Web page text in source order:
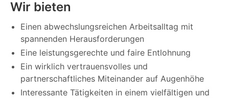
Wir bieten
Einen abwechslungsreichen Arbeitsalltag mit
spannenden Herausforderungen
Eine leistungsgerechte und faire Entlohnung
Ein wirklich vertrauensvolles und
partnerschaftliches Miteinander auf Augenhöhe
Interessante Tätigkeiten in einem vielfältigen und